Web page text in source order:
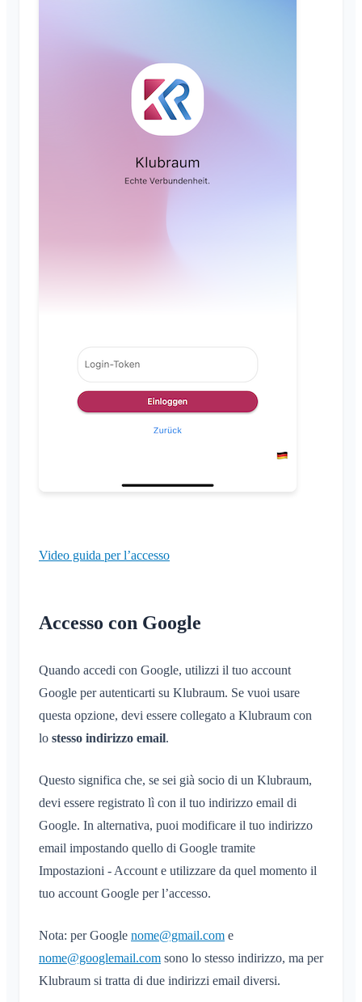
Video guida per l’accesso
Accesso con Google
Quando accedi con Google, utilizzi il tuo account
Google per autenticarti su Klubraum. Se vuoi usare
questa opzione, devi essere collegato a Klubraum con
lo stesso indirizzo email.
Questo significa che, se sei già socio di un Klubraum,
devi essere registrato lì con il tuo indirizzo email di
Google. In alternativa, puoi modificare il tuo indirizzo
email impostando quello di Google tramite
Impostazioni - Account e utilizzare da quel momento il
tuo account Google per l’accesso.
Nota: per Google nome@gmail.com e
nome@googlemail.com sono lo stesso indirizzo, ma per
Klubraum si tratta di due indirizzi email diversi.